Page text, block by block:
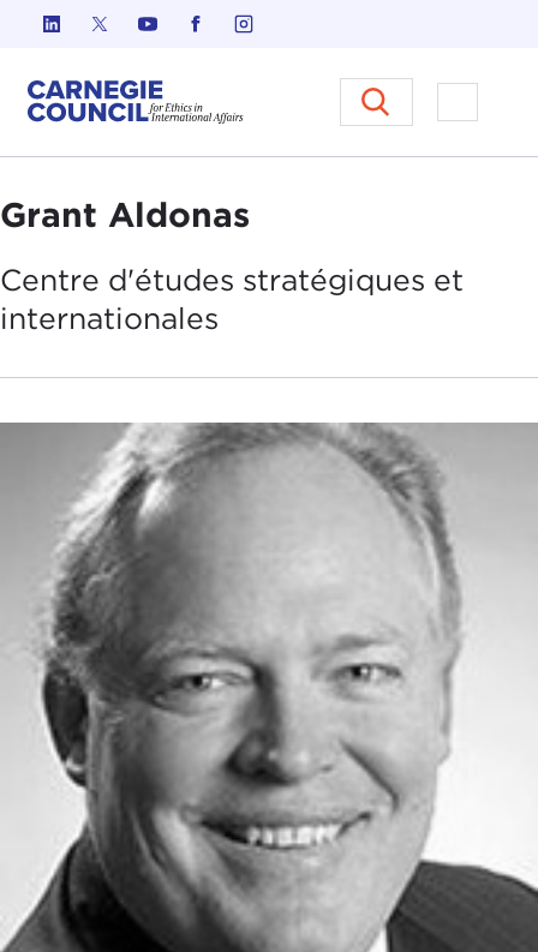
Skip to content
Carnegie Council sur
Ouvrir
Grant Aldonas
Centre d'études stratégiques et
internationales